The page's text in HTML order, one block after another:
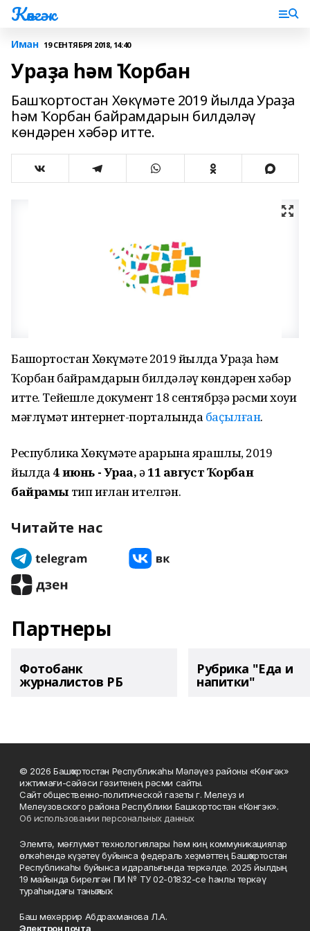
Көнгәк
Иман 19 СЕНТЯБРЯ 2018, 14:40
Ураҙа һәм Ҡорбан
Башҡортостан Хөкүмәте 2019 йылда Ураҙа
һәм Ҡорбан байрамдарын билдәләү
көндәрен хәбәр итте.
Башҡортостан Хөкүмәте 2019 йылда Ураҙа һәм
Ҡорбан байрамдарын билдәләү көндәрен хәбәр
итте. Тейешле документ 18 сентябрҙә рәсми хоҡуҡи
мәғлүмәт интернет-порталында баҫылған.
Республика Хөкүмәте ҡарарына ярашлы, 2019
йылда 4 июнь - Ураҙа,ә11 август Ҡорбан
байрамытип иғлан ителгән.
Читайте нас
Партнеры
Фотобанк
журналистов РБ
Рубрика "Еда и
напитки"
© 2026 Башҡортостан Республикаһы Мәләүез районы «Көнгәк»
ижтимағи-сәйәси гәзитенең рәсми сайты.
Сайт общественно-политической газеты г. Мелеуз и
Мелеузовского района Республики Башкортостан «Конгэк».
Об использовании персональных данных
Элемтә, мәғлүмәт технологиялары һәм киң коммуникациялар
өлкәһендә күҙәтеү буйынса федераль хеҙмәттең Башҡортостан
Республикаһы буйынса идаралығында теркәлде. 2025 йылдың
19 майында бирелгән ПИ № ТУ 02-01832-се һанлы теркәү
тураһындағы таныҡлыҡ.
Баш мөхәррир Абдрахманова Л.А.
Электрон почта